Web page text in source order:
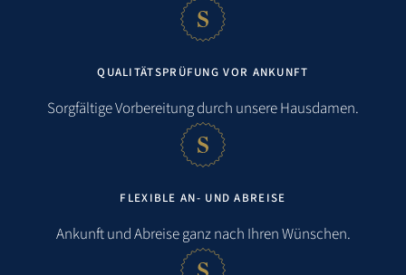
1,0 km
Restaurant:
1,9 km
QUALITÄTSPRÜFUNG VOR ANKUNFT
Sorgfältige Vorbereitung durch unsere Hausdamen.
FLEXIBLE AN- UND ABREISE
Ankunft und Abreise ganz nach Ihren Wünschen.